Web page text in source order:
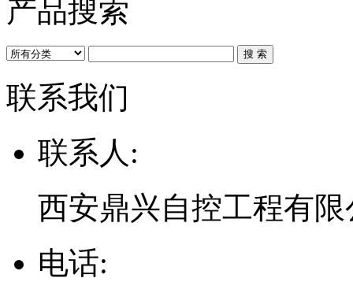
产品搜索
联系我们
联系人:
西安鼎兴自控工程有限
电话: